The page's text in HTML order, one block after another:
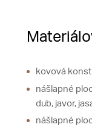
kovová
nášlapné
dub, javor,
nášlapné